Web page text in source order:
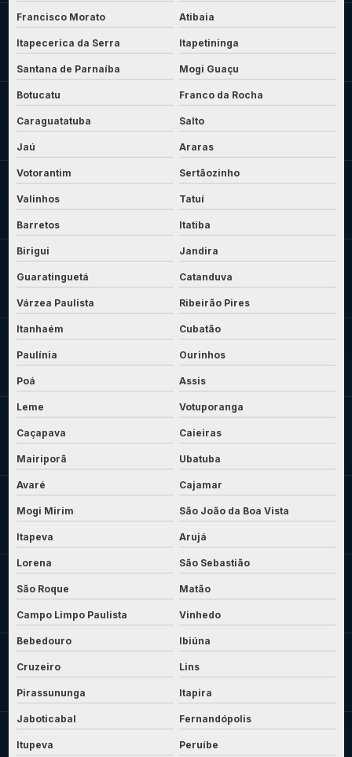
Francisco Morato Atibaia
Itapecerica da Serra Itapetininga
Santana de Parnaíba Mogi Guaçu
Botucatu Franco da Rocha
Caraguatatuba Salto
Jaú Araras
Votorantim Sertãozinho
Valinhos Tatuí
Barretos Itatiba
Birigui Jandira
Guaratinguetá Catanduva
Várzea Paulista Ribeirão Pires
Itanhaém Cubatão
Paulínia Ourinhos
Poá Assis
Leme Votuporanga
Caçapava Caieiras
Mairiporã Ubatuba
Avaré Cajamar
Mogi Mirim São João da Boa Vista
Itapeva Arujá
Lorena São Sebastião
São Roque Matão
Campo Limpo Paulista Vinhedo
Bebedouro Ibiúna
Cruzeiro Lins
Pirassununga Itapira
Jaboticabal Fernandópolis
Itupeva Peruíbe